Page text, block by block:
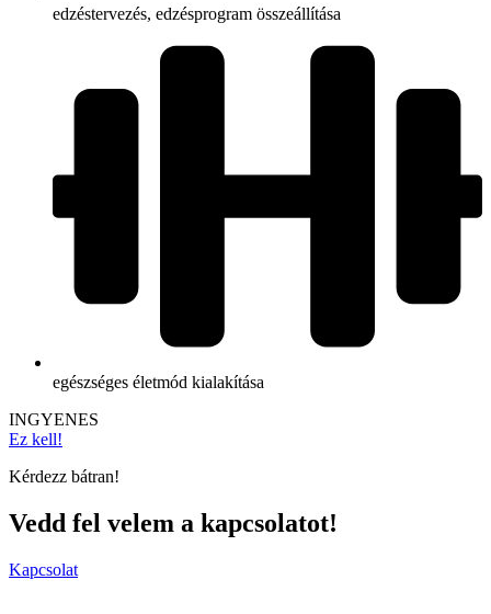
edzéstervezés, edzésprogram összeállítása
egészséges életmód kialakítása
INGYENES
Ez kell!
Kérdezz bátran!
Vedd fel velem a kapcsolatot!
Kapcsolat